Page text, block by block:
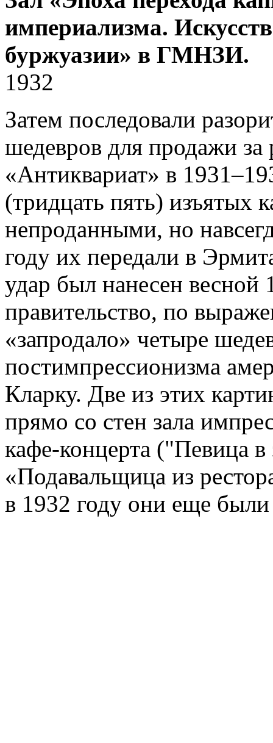
империализма.
буржуазии» в ГМНЗИ.
1932
Затем последовали
шедевров для продажи за
«Антиквариат» в
(тридцать пять) изъятых
непроданными, но
году их передали в
удар был нанесен весной
правительство, по
«запродало» четыре
постимпрессионизма
Кларку. Две из этих
прямо со стен зала
кафе-концерта ("Певица
«Подавальщица из
в 1932 году они еще